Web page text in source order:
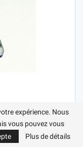
expérience. Nous
vous pouvez vous
Plus de détails